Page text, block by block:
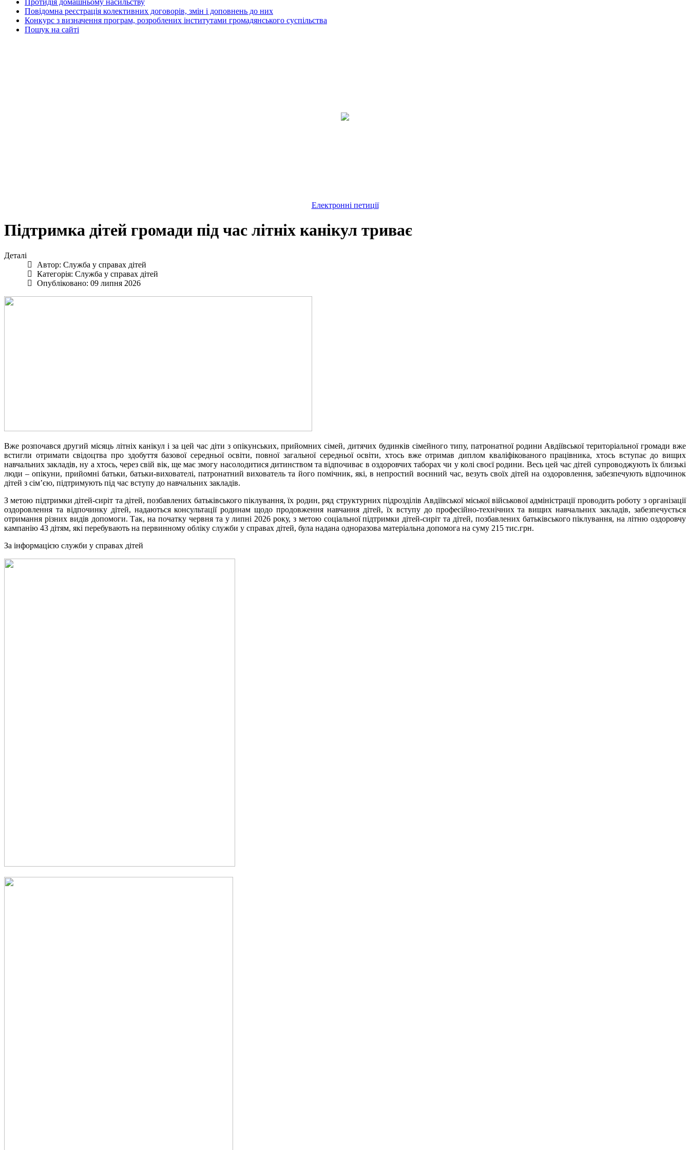
Протидія домашньому насильству
Повідомна реєстрація колективних договорів, змін і доповнень до них
Конкурс з визначення програм, розроблених інститутами громадянського суспільства
Пошук на сайті
Електронні петиції
Підтримка дітей громади під час літніх канікул триває
Деталі
Автор: Служба у справах дітей
Категорія: Служба у справах дітей
Опубліковано: 09 липня 2026
Вже розпочався другий місяць літніх канікул і за цей час діти з опікунських, прийомних сімей, дитячих будинків сімейного типу, патронатної родини Авдіївської територіальної громади вже
встигли отримати свідоцтва про здобуття базової середньої освіти, повної загальної середньої освіти, хтось вже отримав диплом кваліфікованого працівника, хтось вступає до вищих
навчальних закладів, ну а хтось, через свій вік, ще має змогу насолодитися дитинством та відпочиває в оздоровчих таборах чи у колі своєї родини. Весь цей час дітей супроводжують їх близькі
люди – опікуни, прийомні батьки, батьки-вихователі, патронатний вихователь та його помічник, які, в непростий воєнний час, везуть своїх дітей на оздоровлення, забезпечують відпочинок
дітей з сім’єю, підтримують під час вступу до навчальних закладів.
З метою підтримки дітей-сиріт та дітей, позбавлених батьківського піклування, їх родин, ряд структурних підрозділів Авдіївської міської військової адміністрації проводить роботу з організації
оздоровлення та відпочинку дітей, надаються консультації родинам щодо продовження навчання дітей, їх вступу до професійно-технічних та вищих навчальних закладів, забезпечується
отримання різних видів допомоги. Так, на початку червня та у липні 2026 року, з метою соціальної підтримки дітей-сиріт та дітей, позбавлених батьківського піклування, на літню оздоровчу
кампанію 43 дітям, які перебувають на первинному обліку служби у справах дітей, була надана одноразова матеріальна допомога на суму 215 тис.грн.
За інформацією служби у справах дітей